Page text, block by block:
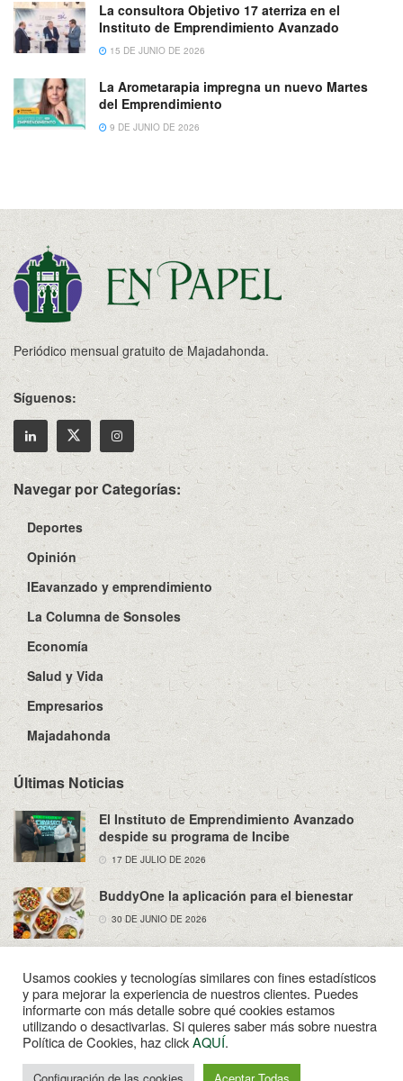
La consultora Objetivo 17 aterriza en el
Instituto de Emprendimiento Avanzado
15 DE JUNIO DE 2026
La Arometarapia impregna un nuevo Martes
del Emprendimiento
9 DE JUNIO DE 2026
Periódico mensual gratuito de Majadahonda.
Síguenos:
Navegar por Categorías:
Deportes
Opinión
IEavanzado y emprendimiento
La Columna de Sonsoles
Economía
Salud y Vida
Empresarios
Majadahonda
Últimas Noticias
El Instituto de Emprendimiento Avanzado
despide su programa de Incibe
17 DE JULIO DE 2026
BuddyOne la aplicación para el bienestar
30 DE JUNIO DE 2026
Sobre Nosotros Política de Privacidad
Aviso Legal
Contacto
© 2022Enpapel- Tu periodico de Madahonda.
Usamos cookies y tecnologías similares con fines estadísticos
y para mejorar la experiencia de nuestros clientes. Puedes
informarte con más detalle sobre qué cookies estamos
utilizando o desactivarlas. Si quieres saber más sobre nuestra
Política de Cookies, haz clickAQUÍ.